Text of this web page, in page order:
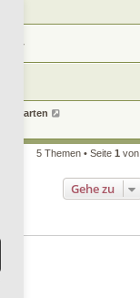
5 Themen • Seite 1 von
Gehe zu